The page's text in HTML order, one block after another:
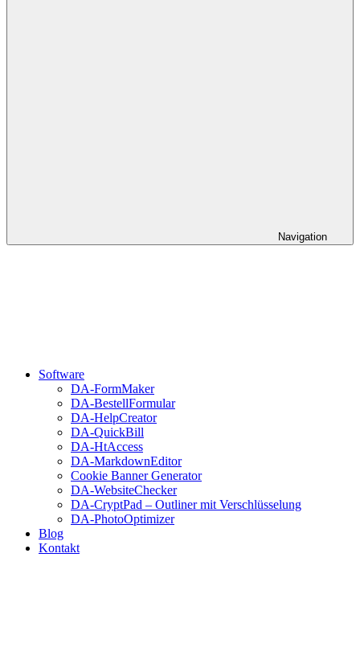
Navigation
Software
DA-FormMaker
DA-BestellFormular
DA-HelpCreator
DA-QuickBill
DA-HtAccess
DA-MarkdownEditor
Cookie Banner Generator
DA-WebsiteChecker
DA-CryptPad – Outliner mit Verschlüsselung
DA-PhotoOptimizer
Blog
Kontakt